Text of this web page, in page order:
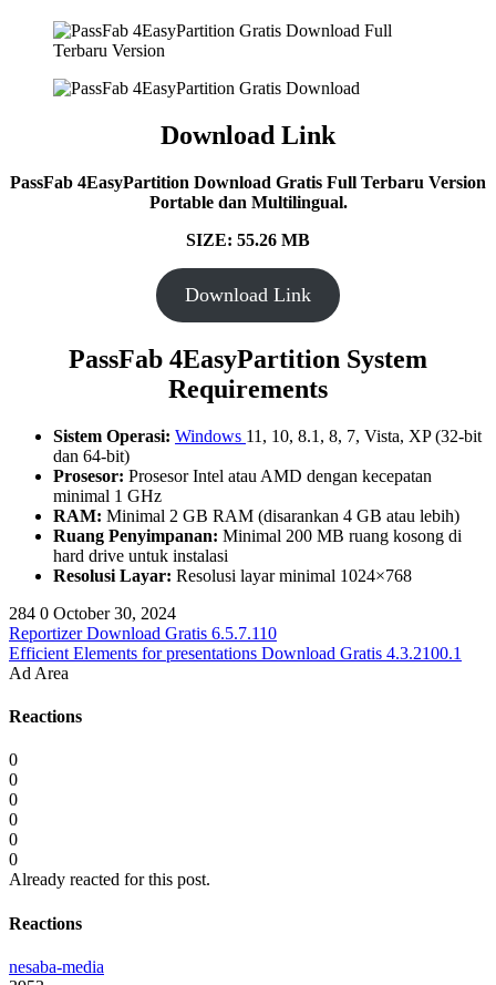
Download Link
PassFab 4EasyPartition Download Gratis Full Terbaru Version
Portable dan Multilingual.
SIZE: 55.26 MB
Download Link
PassFab 4EasyPartition System
Requirements
Sistem Operasi: Windows 11, 10, 8.1, 8, 7, Vista, XP (32-bit
dan 64-bit)
Prosesor: Prosesor Intel atau AMD dengan kecepatan
minimal 1 GHz
RAM: Minimal 2 GB RAM (disarankan 4 GB atau lebih)
Ruang Penyimpanan: Minimal 200 MB ruang kosong di
hard drive untuk instalasi
Resolusi Layar: Resolusi layar minimal 1024×768
284 0 October 30, 2024
Reportizer Download Gratis 6.5.7.110
Efficient Elements for presentations Download Gratis 4.3.2100.1
Ad Area
Reactions
0
0
0
0
0
0
Already reacted for this post.
Reactions
nesaba-media